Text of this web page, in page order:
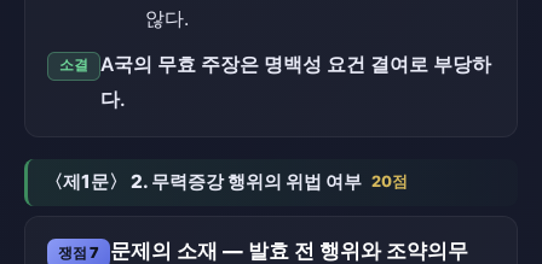
않다.
소결
A국의 무효 주장은 명백성 요건 결여로 부당하
다.
〈제1문〉 2. 무력증강 행위의 위법 여부 20점
쟁점 7 문제의 소재 — 발효 전 행위와 조약의무